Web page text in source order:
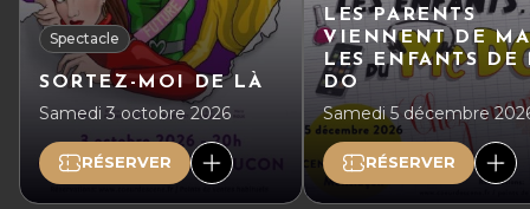
Spectacle
SORTEZ-MOI DE LÀ
Samedi 3 octobre 2026
RÉSERVER
LES PARENTS
VIENNENT DE
LES ENFANTS DE
DO
Samedi 5 décembre
RÉSERVER